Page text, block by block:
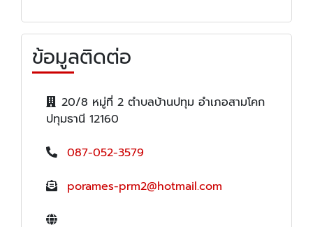
ข้อมูลติดต่อ
20/8 หมู่ที่ 2 ตำบลบ้านปทุม อำเภอสามโคก
ปทุมธานี 12160
087-052-3579
porames-prm2@hotmail.com